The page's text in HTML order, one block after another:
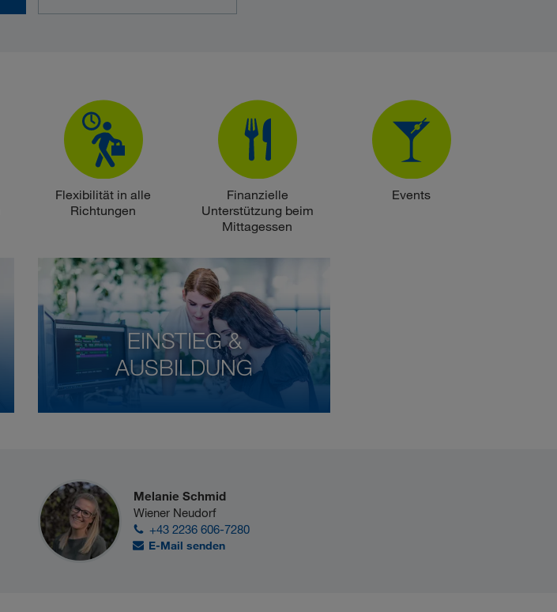
Flexibilität in alle
Richtungen
Finanzielle
Unterstützung beim
Mittagessen
Events
EINSTIEG &
AUSBILDUNG
Melanie Schmid
Wiener Neudorf
+43 2236 606-7280
E-Mail senden